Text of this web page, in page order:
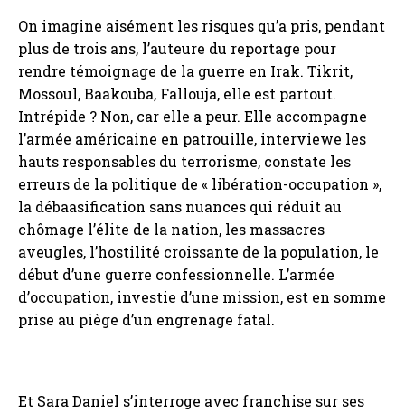
On imagine aisément les risques qu’a pris, pendant
plus de trois ans, l’auteure du reportage pour
rendre témoignage de la guerre en Irak. Tikrit,
Mossoul, Baakouba, Fallouja, elle est partout.
Intrépide ? Non, car elle a peur. Elle accompagne
l’armée américaine en patrouille, interviewe les
hauts responsables du terrorisme, constate les
erreurs de la politique de « libération-occupation »,
la débaasification sans nuances qui réduit au
chômage l’élite de la nation, les massacres
aveugles, l’hostilité croissante de la population, le
début d’une guerre confessionnelle. L’armée
d’occupation, investie d’une mission, est en somme
prise au piège d’un engrenage fatal.
Et Sara Daniel s’interroge avec franchise sur ses